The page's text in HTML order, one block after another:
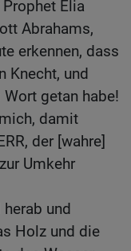
Elia
Abrahams,
erkennen, dass
Knecht, und
getan habe!
damit
der [wahre]
Umkehr
herab und
Holz und die